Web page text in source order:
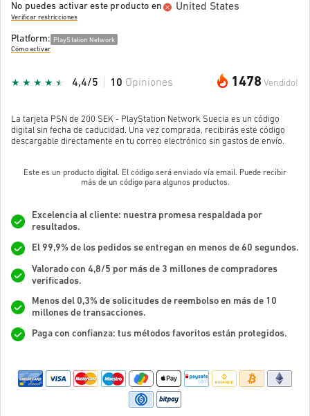
No puedes activar este producto en United States
Verificar restricciones
Platform: PlayStation Network
Cómo activar
1478 Vendido!
4,4/5 10 Opiniones
La tarjeta PSN de 200 SEK - PlayStation Network Suecia es un código
digital sin fecha de caducidad. Una vez comprada, recibirás este código
descargable directamente en tu correo electrónico sin gastos de envío.
Este es un producto digital. El código será enviado vía email. Puede recibir
más de un código para algunos productos.
Excelencia al cliente: nuestra promesa respaldada por
resultados.
El 99,9% de los pedidos se entregan en menos de 60 segundos.
Valorado con 4,8/5 por más de 3 millones de compradores
verificados.
Menos del 0,3% de solicitudes de reembolso en más de 10
millones de transacciones.
Paga con confianza: tus métodos favoritos están protegidos.